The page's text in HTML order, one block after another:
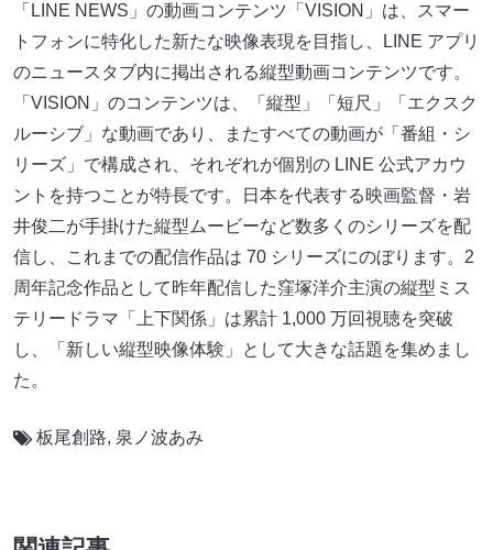
「LINE NEWS」の動画コンテンツ「VISION」は、スマー
トフォンに特化した新たな映像表現を目指し、LINE アプリ
のニュースタブ内に掲出される縦型動画コンテンツです。
「VISION」のコンテンツは、「縦型」「短尺」「エクスク
ルーシブ」な動画であり、またすべての動画が「番組・シ
リーズ」で構成され、それぞれが個別の LINE 公式アカウ
ントを持つことが特長です。日本を代表する映画監督・岩
井俊二が手掛けた縦型ムービーなど数多くのシリーズを配
信し、これまでの配信作品は 70 シリーズにのぼります。2
周年記念作品として昨年配信した窪塚洋介主演の縦型ミス
テリードラマ「上下関係」は累計 1,000 万回視聴を突破
し、「新しい縦型映像体験」として大きな話題を集めまし
た。
板尾創路, 泉ノ波あみ